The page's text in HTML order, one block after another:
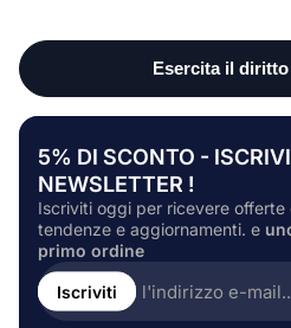
5% DI SCONTO -
NEWSLETTER !
Iscriviti oggi per ricevere offerte
tendenze e aggiornamenti. e
primo ordine
Inserire
l'indirizzo
e-
Iscriviti